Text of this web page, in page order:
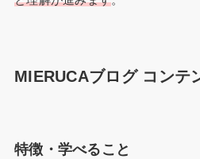
MIERUCAブログ コンテ
特徴・学べること